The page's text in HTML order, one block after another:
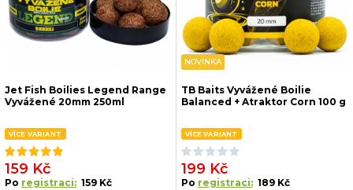
Jet Fish Boilies Legend Range
Vyvážené 20mm 250ml
VÍCE VARIANT
159 Kč
Po registraci: 159 Kč
NOVINKA
TB Baits Vyvážené Boilie
Balanced + Atraktor Corn 100 g
VÍCE VARIANT
199 Kč
Po registraci: 189 Kč